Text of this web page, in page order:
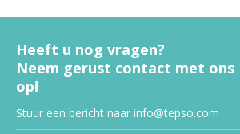
Heeft u nog vragen?
Neem gerust contact met ons
op!
Stuur een bericht naar info@tepso.com